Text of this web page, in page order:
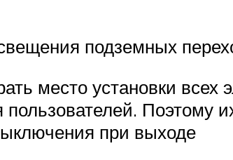
подземных
место установки всех
Поэтому
при выходе